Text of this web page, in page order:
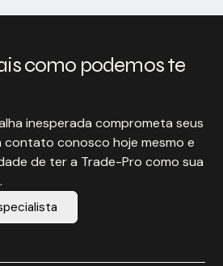
como podemos te
inesperada comprometa seus
contato conosco hoje mesmo e
de ter a Trade-Pro como sua